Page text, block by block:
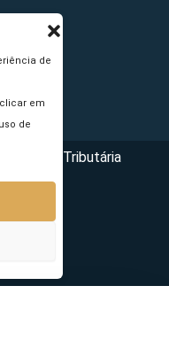
de
em
de
Reforma Tributária